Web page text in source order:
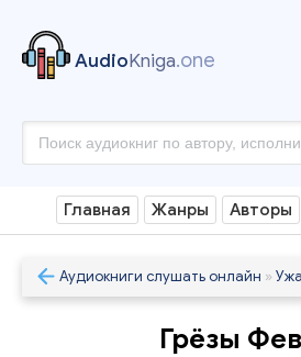
AudioKniga.one
Главная Жанры Авторы
Аудиокниги слушать онлайн »
Грёзы